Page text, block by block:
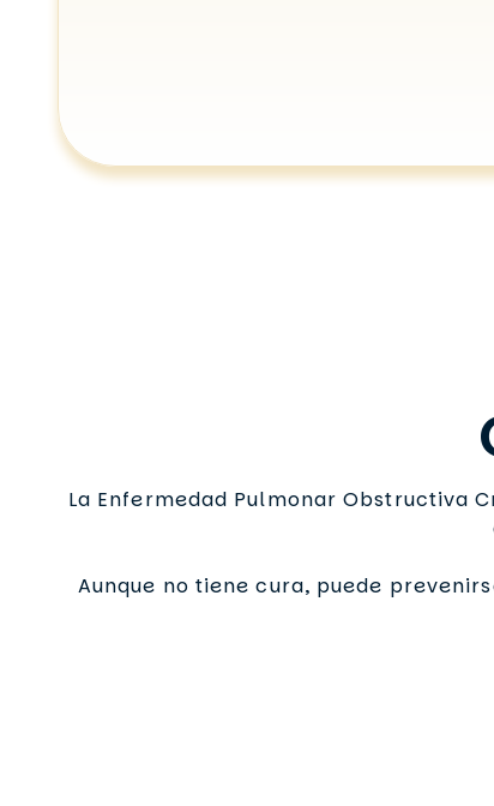
La Enfermedad Pulmonar Obstructiva
Aunque no tiene cura, puede